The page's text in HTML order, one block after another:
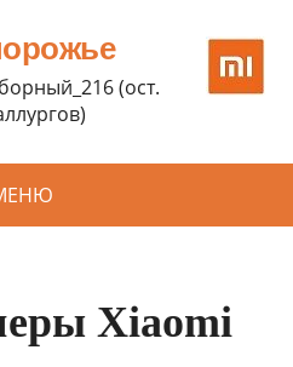
(ост.
Xiaomi